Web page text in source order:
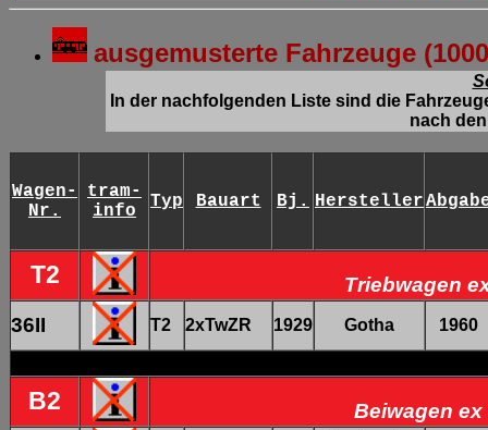
ausgemusterte Fahrzeuge
In der nachfolgenden Liste sind die
nach
Wagen-
Nr.
tram-
info
Typ Bauart Bj. Hersteller
T2
Triebwagen
36II
T2 2xTwZR 1929 Gotha 1960
B2
Beiwagen